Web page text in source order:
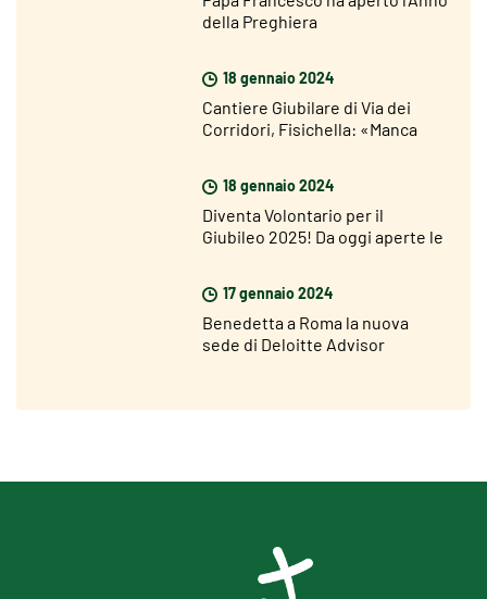
della Preghiera
18 gennaio 2024
Cantiere Giubilare di Via dei
Corridori, Fisichella: «Manca
18 gennaio 2024
Diventa Volontario per il
Giubileo 2025! Da oggi aperte le
17 gennaio 2024
Benedetta a Roma la nuova
sede di Deloitte Advisor